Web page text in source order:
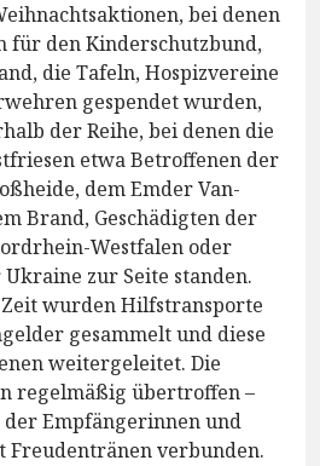
bei denen
für den Kinderschutzbund,
die Tafeln, Hospizvereine
gespendet wurden,
der Reihe, bei denen die
etwa Betroffenen der
dem Emder Van-
Brand, Geschädigten der
Westfalen oder
zur Seite standen.
wurden Hilfstransporte
gesammelt und diese
weitergeleitet. Die
regelmäßig übertroffen –
Empfängerinnen und
Freudentränen verbunden.